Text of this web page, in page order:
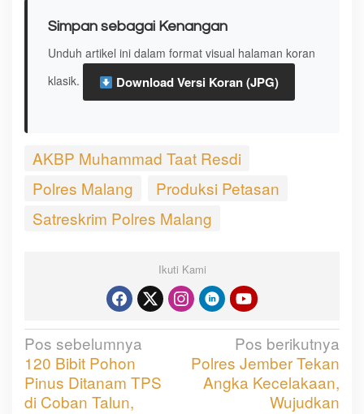
Simpan sebagai Kenangan
Unduh artikel ini dalam format visual halaman koran
klasik.
Download Versi Koran (JPG)
AKBP Muhammad Taat Resdi
Polres Malang
Produksi Petasan
Satreskrim Polres Malang
Ikuti Kami
N
a
v
Pos sebelumnya
120 Bibit Pohon
Pinus Ditanam TPS
di Coban Talun,
Pos berikutnya
Polres Jember Tekan
Angka Kecelakaan,
Wujudkan